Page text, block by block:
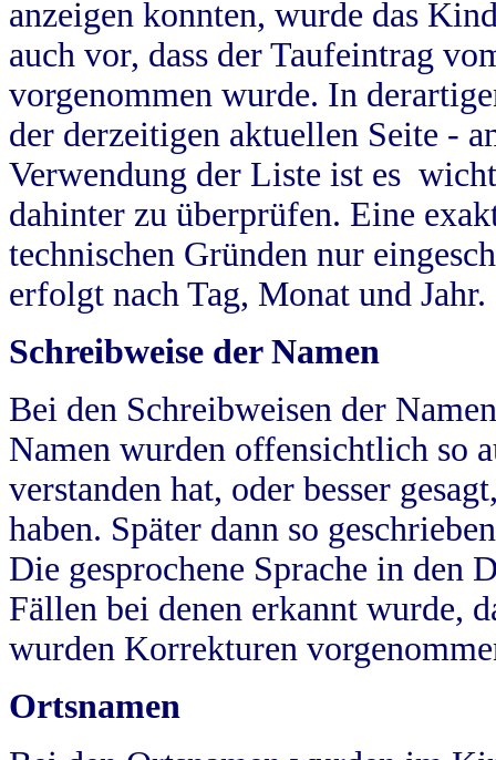
anzeigen konnten, wurde das
auch vor, dass der Taufeintrag
vorgenommen wurde. In
der derzeitigen aktuellen Seite -
Verwendung der Liste ist es
dahinter zu überprüfen. Eine
technischen Gründen nur
erfolgt nach Tag, Monat und Jahr.
Schreibweise der Namen
Bei den Schreibweisen der
Namen wurden offensichtlich so
verstanden hat, oder besser
haben. Später dann so
Die gesprochene Sprache in
Fällen bei denen erkannt wurde,
wurden Korrekturen
Ortsnamen